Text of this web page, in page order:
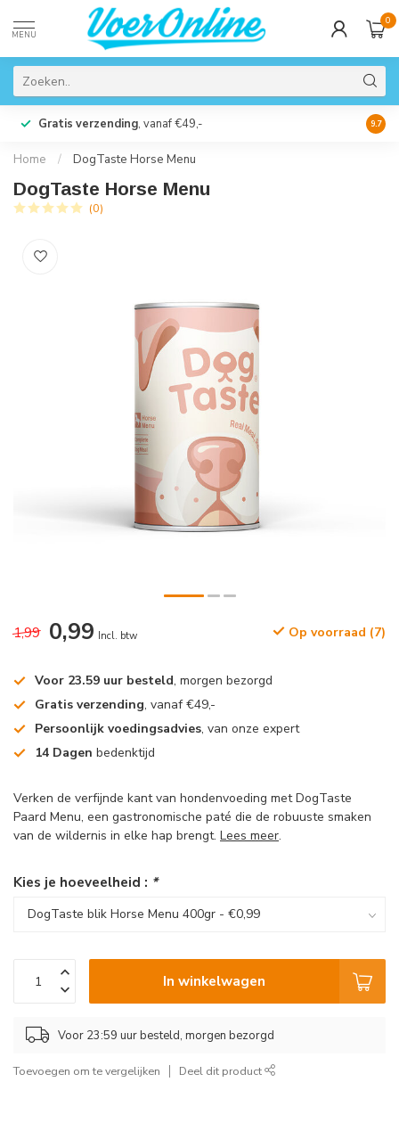
MENU
0
Gratis verzending, vanaf €49,- 9.7
Home / DogTaste Horse Menu
DogTaste Horse Menu
(0)
1,99 0,99 Incl. btw Op voorraad (7)
Voor 23.59 uur besteld, morgen bezorgd
Gratis verzending, vanaf €49,-
Persoonlijk voedingsadvies, van onze expert
14 Dagen bedenktijd
Verken de verfijnde kant van hondenvoeding met DogTaste
Paard Menu, een gastronomische paté die de robuuste smaken
van de wildernis in elke hap brengt. Lees meer.
Kies je hoeveelheid : *
In winkelwagen
Voor 23:59 uur besteld, morgen bezorgd
Toevoegen om te vergelijken Deel dit product